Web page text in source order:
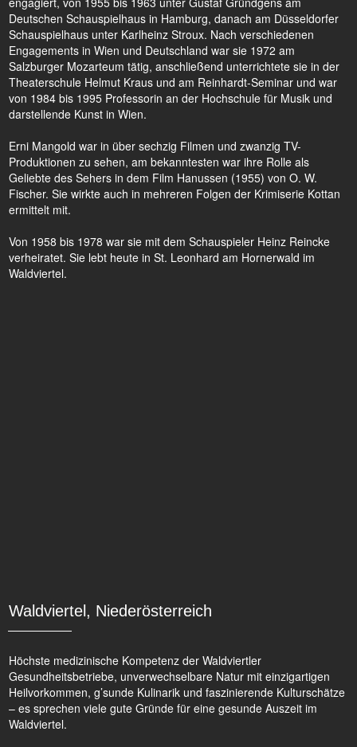
Deutschen Schauspielhaus in Hamburg, danach am Düsseldorfer
Schauspielhaus unter Karlheinz Stroux. Nach verschiedenen
Engagements in Wien und Deutschland war sie 1972 am
Salzburger Mozarteum tätig, anschließend unterrichtete sie in der
Theaterschule Helmut Kraus und am Reinhardt-Seminar und war
von 1984 bis 1995 Professorin an der Hochschule für Musik und
darstellende Kunst in Wien.
Erni Mangold war in über sechzig Filmen und zwanzig TV-
Produktionen zu sehen, am bekanntesten war ihre Rolle als
Geliebte des Sehers in dem Film Hanussen (1955) von O. W.
Fischer. Sie wirkte auch in mehreren Folgen der Krimiserie Kottan
ermittelt mit.
Von 1958 bis 1978 war sie mit dem Schauspieler Heinz Reincke
verheiratet. Sie lebt heute in St. Leonhard am Hornerwald im
Waldviertel.
Waldviertel, Niederösterreich
Höchste medizinische Kompetenz der Waldviertler
Gesundheitsbetriebe, unverwechselbare Natur mit einzigartigen
Heilvorkommen, g’sunde Kulinarik und faszinierende Kulturschätze
– es sprechen viele gute Gründe für eine gesunde Auszeit im
Waldviertel.